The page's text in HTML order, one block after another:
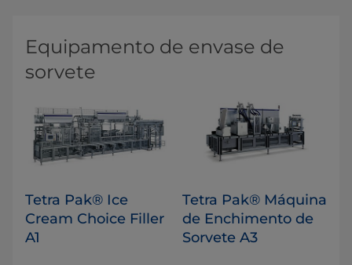
Equipamento de ​​​​​​​e​nvase de
sorvete
Tetra Pak® Ice
Cream Choice Filler
A1
Tetra Pak® Máquina
de Enchimento de
Sorvete A3